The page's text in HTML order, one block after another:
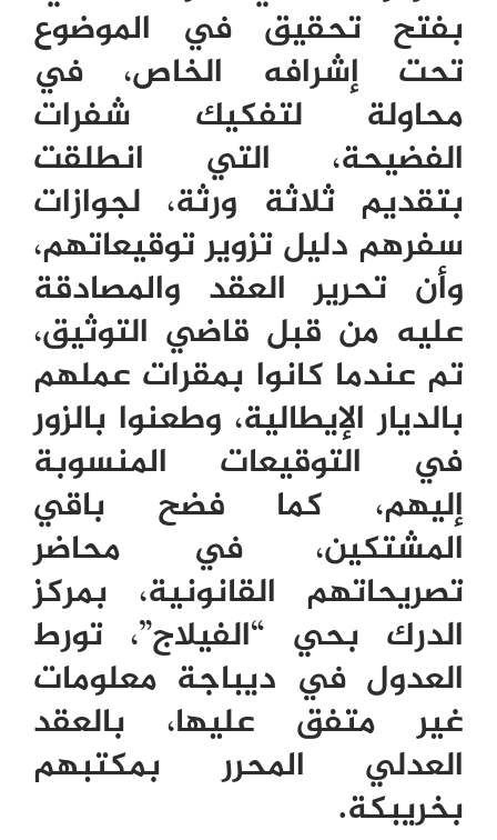
بفتح تحقيق في الموضوع
تحت إشرافه الخاص، في
محاولة لتفكيك شفرات
الفضيحة، التي انطلقت
بتقديم ثلاثة ورثة، لجوازات
سفرهم دليل تزوير توقيعاتهم،
وأن تحرير العقد والمصادقة
عليه من قبل قاضي التوثيق،
تم عندما كانوا بمقرات عملهم
بالديار الإيطالية، وطعنوا بالزور
في التوقيعات المنسوبة
إليهم، كما فضح باقي
المشتكين، في محاضر
تصريحاتهم القانونية، بمركز
الدرك بحي “الفيلاج”، تورط
العدول في ديباجة معلومات
غير متفق عليها، بالعقد
العدلي المحرر بمكتبهم
بخريبكة.